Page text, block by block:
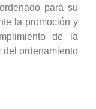
para su
la promoción y
de la
del ordenamiento